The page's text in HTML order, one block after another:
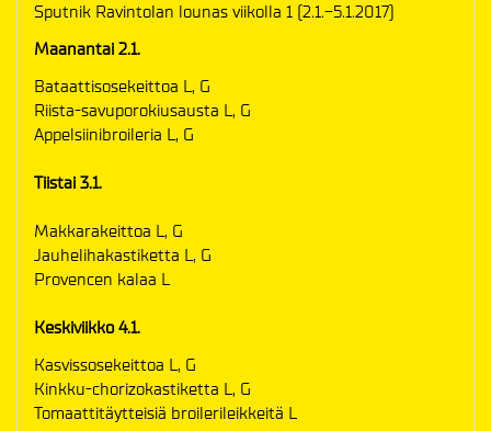
Sputnik Ravintolan lounas viikolla 1 (2.1.-5.1.2017)
Maanantai 2.1.
Bataattisosekeittoa L, G
Riista-savuporokiusausta L, G
Appelsiinibroileria L, G
Tiistai 3.1.
Makkarakeittoa L, G
Jauhelihakastiketta L, G
Provencen kalaa L
Keskiviikko 4.1.
Kasvissosekeittoa L, G
Kinkku-chorizokastiketta L, G
Tomaattitäytteisiä broilerileikkeitä L